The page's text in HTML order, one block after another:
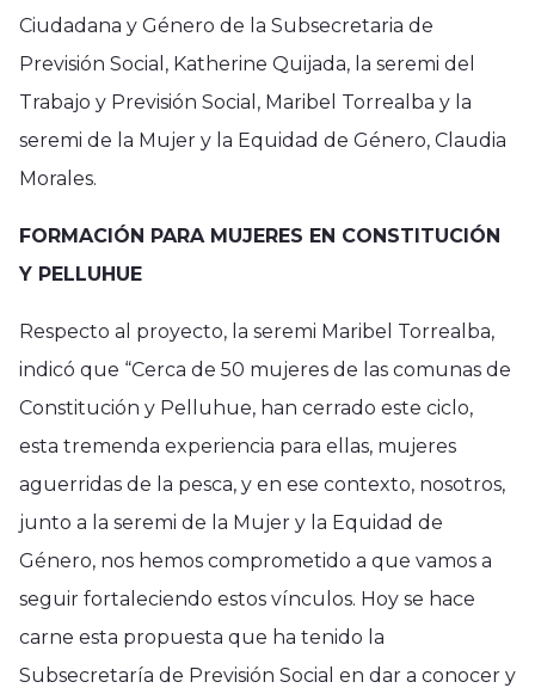
Ciudadana y Género de la Subsecretaria de
Previsión Social, Katherine Quijada, la seremi del
Trabajo y Previsión Social, Maribel Torrealba y la
seremi de la Mujer y la Equidad de Género, Claudia
Morales.
FORMACIÓN PARA MUJERES EN CONSTITUCIÓN
Y PELLUHUE
Respecto al proyecto, la seremi Maribel Torrealba,
indicó que “Cerca de 50 mujeres de las comunas de
Constitución y Pelluhue, han cerrado este ciclo,
esta tremenda experiencia para ellas, mujeres
aguerridas de la pesca, y en ese contexto, nosotros,
junto a la seremi de la Mujer y la Equidad de
Género, nos hemos comprometido a que vamos a
seguir fortaleciendo estos vínculos. Hoy se hace
carne esta propuesta que ha tenido la
Subsecretaría de Previsión Social en dar a conocer y